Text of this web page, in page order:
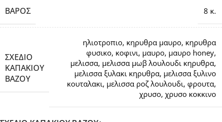
ΒΆΡΟΣ 8 κ.
ΣΧΕΔΙΟ
ΚΑΠΑΚΙΟΥ
ΒΑΖΟΥ
ηλιοτροπιο, κηρυθρα μαυρο, κηρυθρα
φυσικο, κοφινι, μαυρο, μαυρο honey,
μελισσα, μελισσα μωβ λουλουδι κηρυθρα,
μελισσα ξυλακι κηρυθρα, μελισσα ξυλινο
κουταλακι, μελισσα ροζ λουλουδι, φρουτα,
χρυσο, χρυσο κοκκινο